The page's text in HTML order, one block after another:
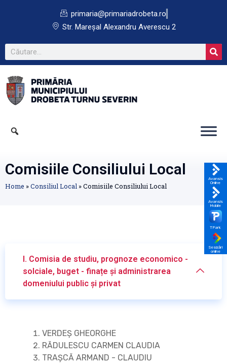
primaria@primariadrobeta.ro
Str. Mareșal Alexandru Averescu 2
Comisiile Consiliului Local
Home »Consiliul Local »Comisiile Consiliului Local
I. Comisia de studiu, prognoze economico -
solciale, buget - finațe și administrarea
domeniului public și privat
VERDEȘ GHEORGHE
RĂDULESCU CARMEN CLAUDIA
TRAȘCĂ ARMAND - CLAUDIU
Avansis
Online
Avansis
Mobile
TPark
Sesizări
online